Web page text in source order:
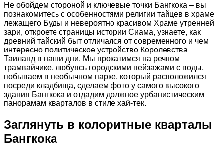
Не обойдем стороной и ключевые точки Бангкока – вы
познакомитесь с особенностями религии тайцев в храме
лежащего Буды и невероятно красивом Храме утренней
зари, откроете страницы истории Сиама, узнаете, как
древний тайский быт отличался от современного и чем
интересно политическое устройство Королевства
Таиланд в наши дни. Мы прокатимся на речном
трамвайчике, любуясь городскими пейзажами с воды,
побываем в необычном парке, который расположился
посреди кладбища, сделаем фото у самого высокого
здания Бангкока и отдадим должное урбанистическим
панорамам кварталов в стиле хай-тек.
Заглянуть в колоритные кварталы
Бангкока